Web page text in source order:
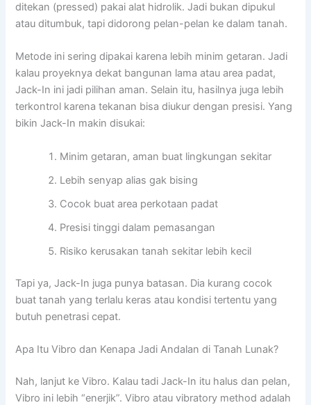
ditekan (pressed) pakai alat hidrolik. Jadi bukan dipukul
atau ditumbuk, tapi didorong pelan-pelan ke dalam tanah.
Metode ini sering dipakai karena lebih minim getaran. Jadi
kalau proyeknya dekat bangunan lama atau area padat,
Jack-In ini jadi pilihan aman. Selain itu, hasilnya juga lebih
terkontrol karena tekanan bisa diukur dengan presisi. Yang
bikin Jack-In makin disukai:
Minim getaran, aman buat lingkungan sekitar
Lebih senyap alias gak bising
Cocok buat area perkotaan padat
Presisi tinggi dalam pemasangan
Risiko kerusakan tanah sekitar lebih kecil
Tapi ya, Jack-In juga punya batasan. Dia kurang cocok
buat tanah yang terlalu keras atau kondisi tertentu yang
butuh penetrasi cepat.
Apa Itu Vibro dan Kenapa Jadi Andalan di Tanah Lunak?
Nah, lanjut ke Vibro. Kalau tadi Jack-In itu halus dan pelan,
Vibro ini lebih “enerjik”. Vibro atau vibratory method adalah